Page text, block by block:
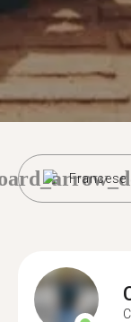
Francese